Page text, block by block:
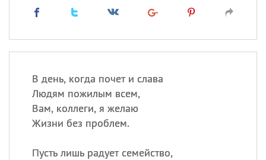
В день, когда почет и слава
Людям пожилым всем,
Вам, коллеги, я желаю
Жизни без проблем.
Пусть лишь радует семейство,